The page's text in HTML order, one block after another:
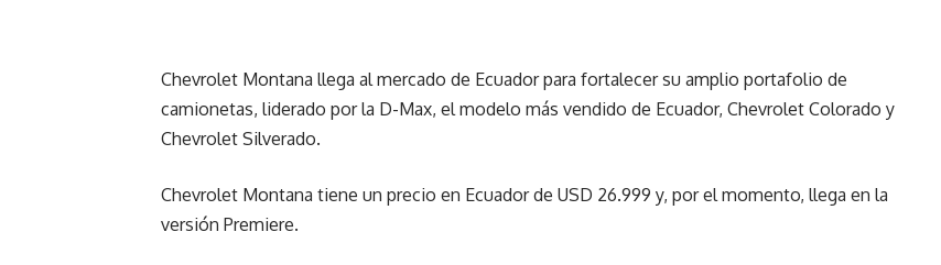
Chevrolet Montana llega al mercado de Ecuador para fortalecer su amplio portafolio de
camionetas, liderado por la D-Max, el modelo más vendido de Ecuador, Chevrolet Colorado y
Chevrolet Silverado.
Chevrolet Montana tiene un precio en Ecuador de USD 26.999 y, por el momento, llega en la
versión Premiere.